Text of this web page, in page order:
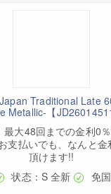
Traditional Late
Metallic-【
最大48回までの金利0
支払いでも、なんと金
頂けます!!
状态：S 全新 免